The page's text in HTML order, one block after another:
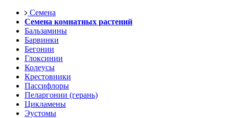
Семена
Семена комнатных растений
Бальзамины
Барвинки
Бегонии
Глоксинии
Колеусы
Крестовники
Пассифлоры
Пеларгонии (герань)
Цикламены
Эустомы